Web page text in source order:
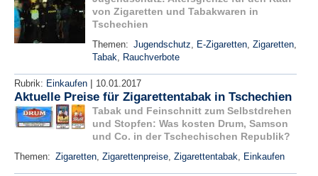
von Zigaretten und Tabakwaren in
Tschechien
Themen: Jugendschutz, E-Zigaretten, Zigaretten,
Tabak, Rauchverbote
Rubrik: Einkaufen | 10.01.2017
Aktuelle Preise für Zigarettentabak in Tschechien
Tabak und Feinschnitt zum Selbstdrehen
und Stopfen: Was kosten Drum, Samson
und Co. in der Tschechischen Republik?
Themen: Zigaretten, Zigarettenpreise, Zigarettentabak, Einkaufen